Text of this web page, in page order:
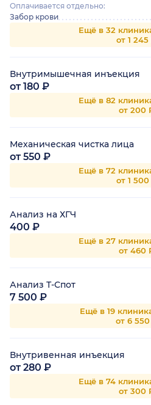
Оплачивается отдельно:
Забор крови
Ещё в 32
от 1 245
Внутримышечная инъекция
от 180 ₽
Ещё в 82
от 200
Механическая чистка лица
от 550 ₽
Ещё в 72
от 1
Анализ на ХГЧ
400 ₽
Ещё в 27
от 460
Анализ Т-Спот
7 500 ₽
Ещё в 19
от 6
Внутривенная инъекция
от 280 ₽
Ещё в 74
от 300